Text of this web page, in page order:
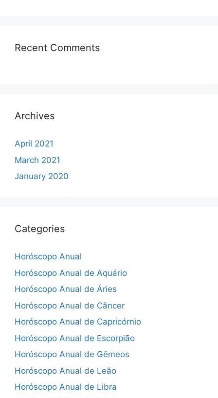
Recent Comments
Archives
April 2021
March 2021
January 2020
Categories
Horóscopo Anual
Horóscopo Anual de Aquário
Horóscopo Anual de Áries
Horóscopo Anual de Câncer
Horóscopo Anual de Capricórnio
Horóscopo Anual de Escorpião
Horóscopo Anual de Gêmeos
Horóscopo Anual de Leão
Horóscopo Anual de Libra